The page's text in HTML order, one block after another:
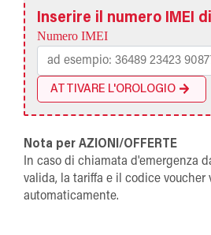
Inserire il numero IMEI
Numero IMEI
ATTIVARE L'OROLOGIO
Nota per AZIONI/OFFERTE
In caso di chiamata d'emergenza
valida, la tariffa e il codice voucher
automaticamente.